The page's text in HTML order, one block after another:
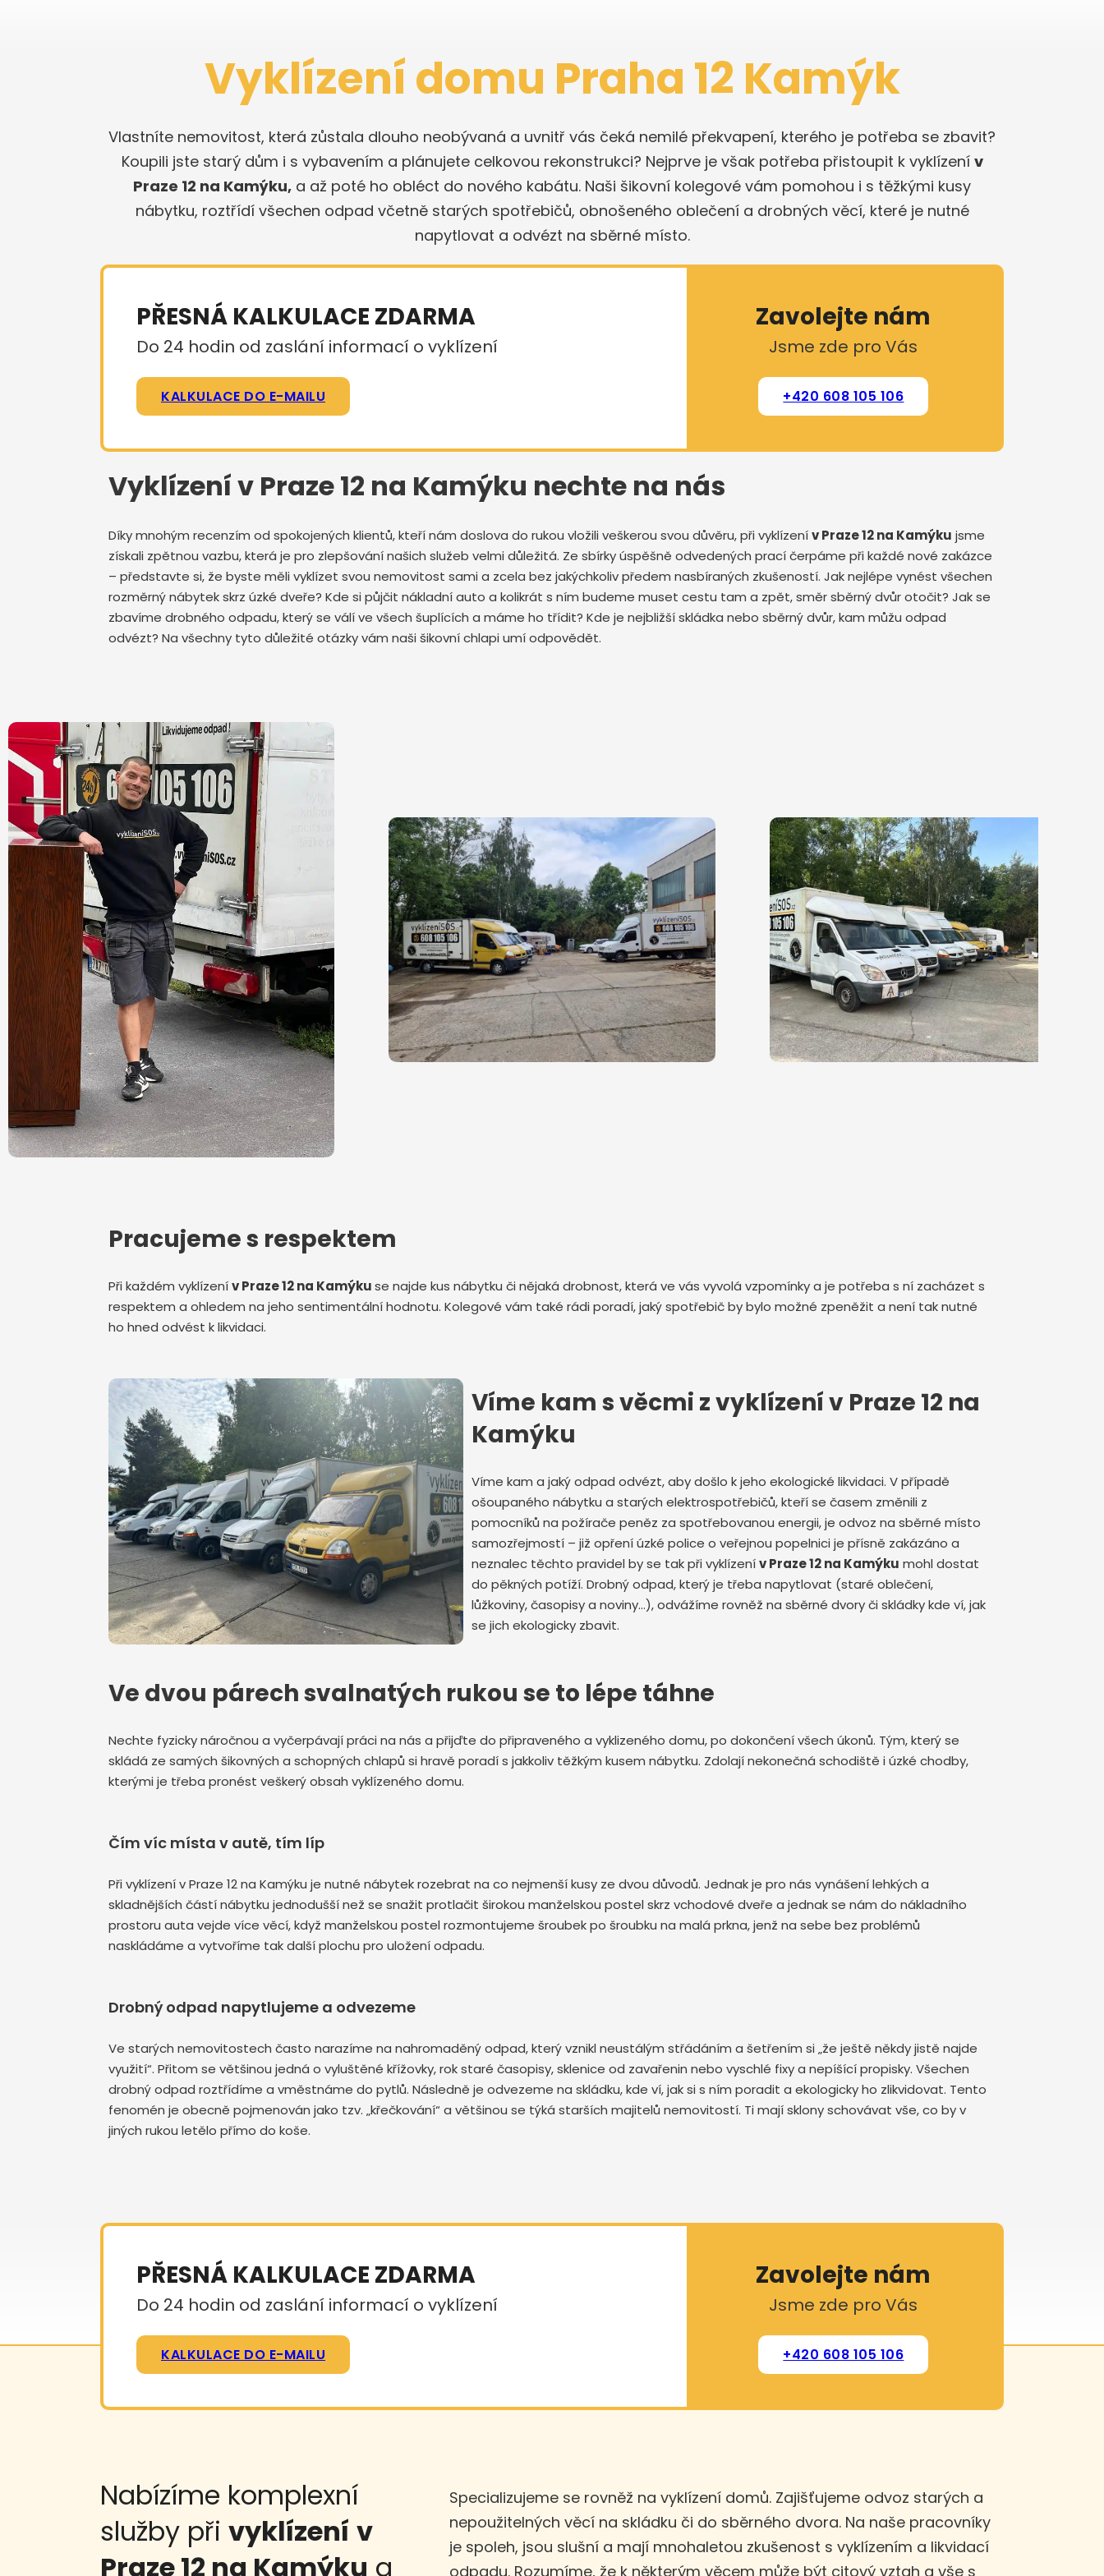
Vyklízení domu Praha 12 Kamýk
Vlastníte nemovitost, která zůstala dlouho neobývaná a uvnitř vás čeká nemilé překvapení, kterého je potřeba se zbavit?
Koupili jste starý dům i s vybavením a plánujete celkovou rekonstrukci? Nejprve je však potřeba přistoupit k vyklízení v
Praze 12 na Kamýku, a až poté ho obléct do nového kabátu. Naši šikovní kolegové vám pomohou i s těžkými kusy
nábytku, roztřídí všechen odpad včetně starých spotřebičů, obnošeného oblečení a drobných věcí, které je nutné
napytlovat a odvézt na sběrné místo.
PŘESNÁ KALKULACE ZDARMA
Do 24 hodin od zaslání informací o vyklízení
KALKULACE DO E-MAILU
Zavolejte nám
Jsme zde pro Vás
+420 608 105 106
Vyklízení v Praze 12 na Kamýku nechte na nás
Díky mnohým recenzím od spokojených klientů, kteří nám doslova do rukou vložili veškerou svou důvěru, při vyklízenív Praze 12 na Kamýku jsme
získali zpětnou vazbu, která je pro zlepšování našich služeb velmi důležitá. Ze sbírky úspěšně odvedených prací čerpáme při každé nové zakázce
– představte si, že byste měli vyklízet svou nemovitost sami a zcela bez jakýchkoliv předem nasbíraných zkušeností. Jak nejlépe vynést všechen
rozměrný nábytek skrz úzké dveře? Kde si půjčit nákladní auto a kolikrát s ním budeme muset cestu tam a zpět, směr sběrný dvůr otočit? Jak se
zbavíme drobného odpadu, který se válí ve všech šuplících a máme ho třídit? Kde je nejbližší skládka nebo sběrný dvůr, kam můžu odpad
odvézt? Na všechny tyto důležité otázky vám naši šikovní chlapi umí odpovědět.
Pracujeme s respektem
Při každém vyklízenív Praze 12 na Kamýkuse najde kus nábytku či nějaká drobnost, která ve vás vyvolá vzpomínky a je potřeba s ní zacházet s
respektem a ohledem na jeho sentimentální hodnotu. Kolegové vám také rádi poradí, jaký spotřebič by bylo možné zpeněžit a není tak nutné
ho hned odvést k likvidaci.
Víme kam s věcmi z vyklízení v Praze 12 na
Kamýku
Víme kam a jaký odpad odvézt, aby došlo k jeho ekologické likvidaci. V případě
ošoupaného nábytku a starých elektrospotřebičů, kteří se časem změnili z
pomocníků na požírače peněz za spotřebovanou energii, je odvoz na sběrné místo
samozřejmostí – již opření úzké police o veřejnou popelnici je přísně zakázáno a
neznalec těchto pravidel by se tak při vyklízenív Praze 12 na Kamýku mohl dostat
do pěkných potíží. Drobný odpad, který je třeba napytlovat (staré oblečení,
lůžkoviny, časopisy a noviny…), odvážíme rovněž na sběrné dvory či skládky kde ví, jak
se jich ekologicky zbavit.
Ve dvou párech svalnatých rukou se to lépe táhne
Nechte fyzicky náročnou a vyčerpávají práci na nás a přijďte do připraveného a vyklizeného domu, po dokončení všech úkonů. Tým, který se
skládá ze samých šikovných a schopných chlapů si hravě poradí s jakkoliv těžkým kusem nábytku. Zdolají nekonečná schodiště i úzké chodby,
kterými je třeba pronést veškerý obsah vyklízeného domu.
Čím víc místa v autě, tím líp
Při vyklízení v Praze 12 na Kamýku je nutné nábytek rozebrat na co nejmenší kusy ze dvou důvodů. Jednak je pro nás vynášení lehkých a
skladnějších částí nábytku jednodušší než se snažit protlačit širokou manželskou postel skrz vchodové dveře a jednak se nám do nákladního
prostoru auta vejde více věcí, když manželskou postel rozmontujeme šroubek po šroubku na malá prkna, jenž na sebe bez problémů
naskládáme a vytvoříme tak další plochu pro uložení odpadu.
Drobný odpad napytlujeme a odvezeme
Ve starých nemovitostech často narazíme na nahromaděný odpad, který vznikl neustálým střádáním a šetřením si „že ještě někdy jistě najde
využití“. Přitom se většinou jedná o vyluštěné křížovky, rok staré časopisy, sklenice od zavařenin nebo vyschlé fixy a nepíšící propisky. Všechen
drobný odpad roztřídíme a vměstnáme do pytlů. Následně je odvezeme na skládku, kde ví, jak si s ním poradit a ekologicky ho zlikvidovat. Tento
fenomén je obecně pojmenován jako tzv. „křečkování“ a většinou se týká starších majitelů nemovitostí. Ti mají sklony schovávat vše, co by v
jiných rukou letělo přímo do koše.
PŘESNÁ KALKULACE ZDARMA
Do 24 hodin od zaslání informací o vyklízení
KALKULACE DO E-MAILU
Zavolejte nám
Jsme zde pro Vás
+420 608 105 106
Nabízíme komplexní
služby při vyklízení v
Praze 12 na Kamýku a
Specializujeme se rovněž na vyklízení domů. Zajišťujeme odvoz starých a
nepoužitelných věcí na skládku či do sběrného dvora. Na naše pracovníky
je spoleh, jsou slušní a mají mnohaletou zkušenost s vyklízením a likvidací
odpadu. Rozumíme, že k některým věcem může být citový vztah a vše s
Odeslat zprávu